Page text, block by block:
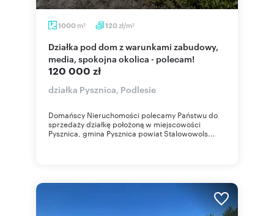
1000 m2 120zł/m2
Działka pod dom z warunkami zabudowy,
media, spokojna okolica - polecam!
120 000 zł
działka Pysznica, Podlesie
Domańscy Nieruchomości polecamy Państwu do
sprzedaży działkę położoną w miejscowości
Pysznica, gmina Pysznica powiat Stalowowols...